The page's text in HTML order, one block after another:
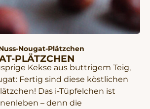
Nougat-Plätzchen
PLÄTZCHEN
Kekse aus buttrigem Teig,
Fertig sind diese köstlichen
Das i-Tüpfelchen ist
– denn die